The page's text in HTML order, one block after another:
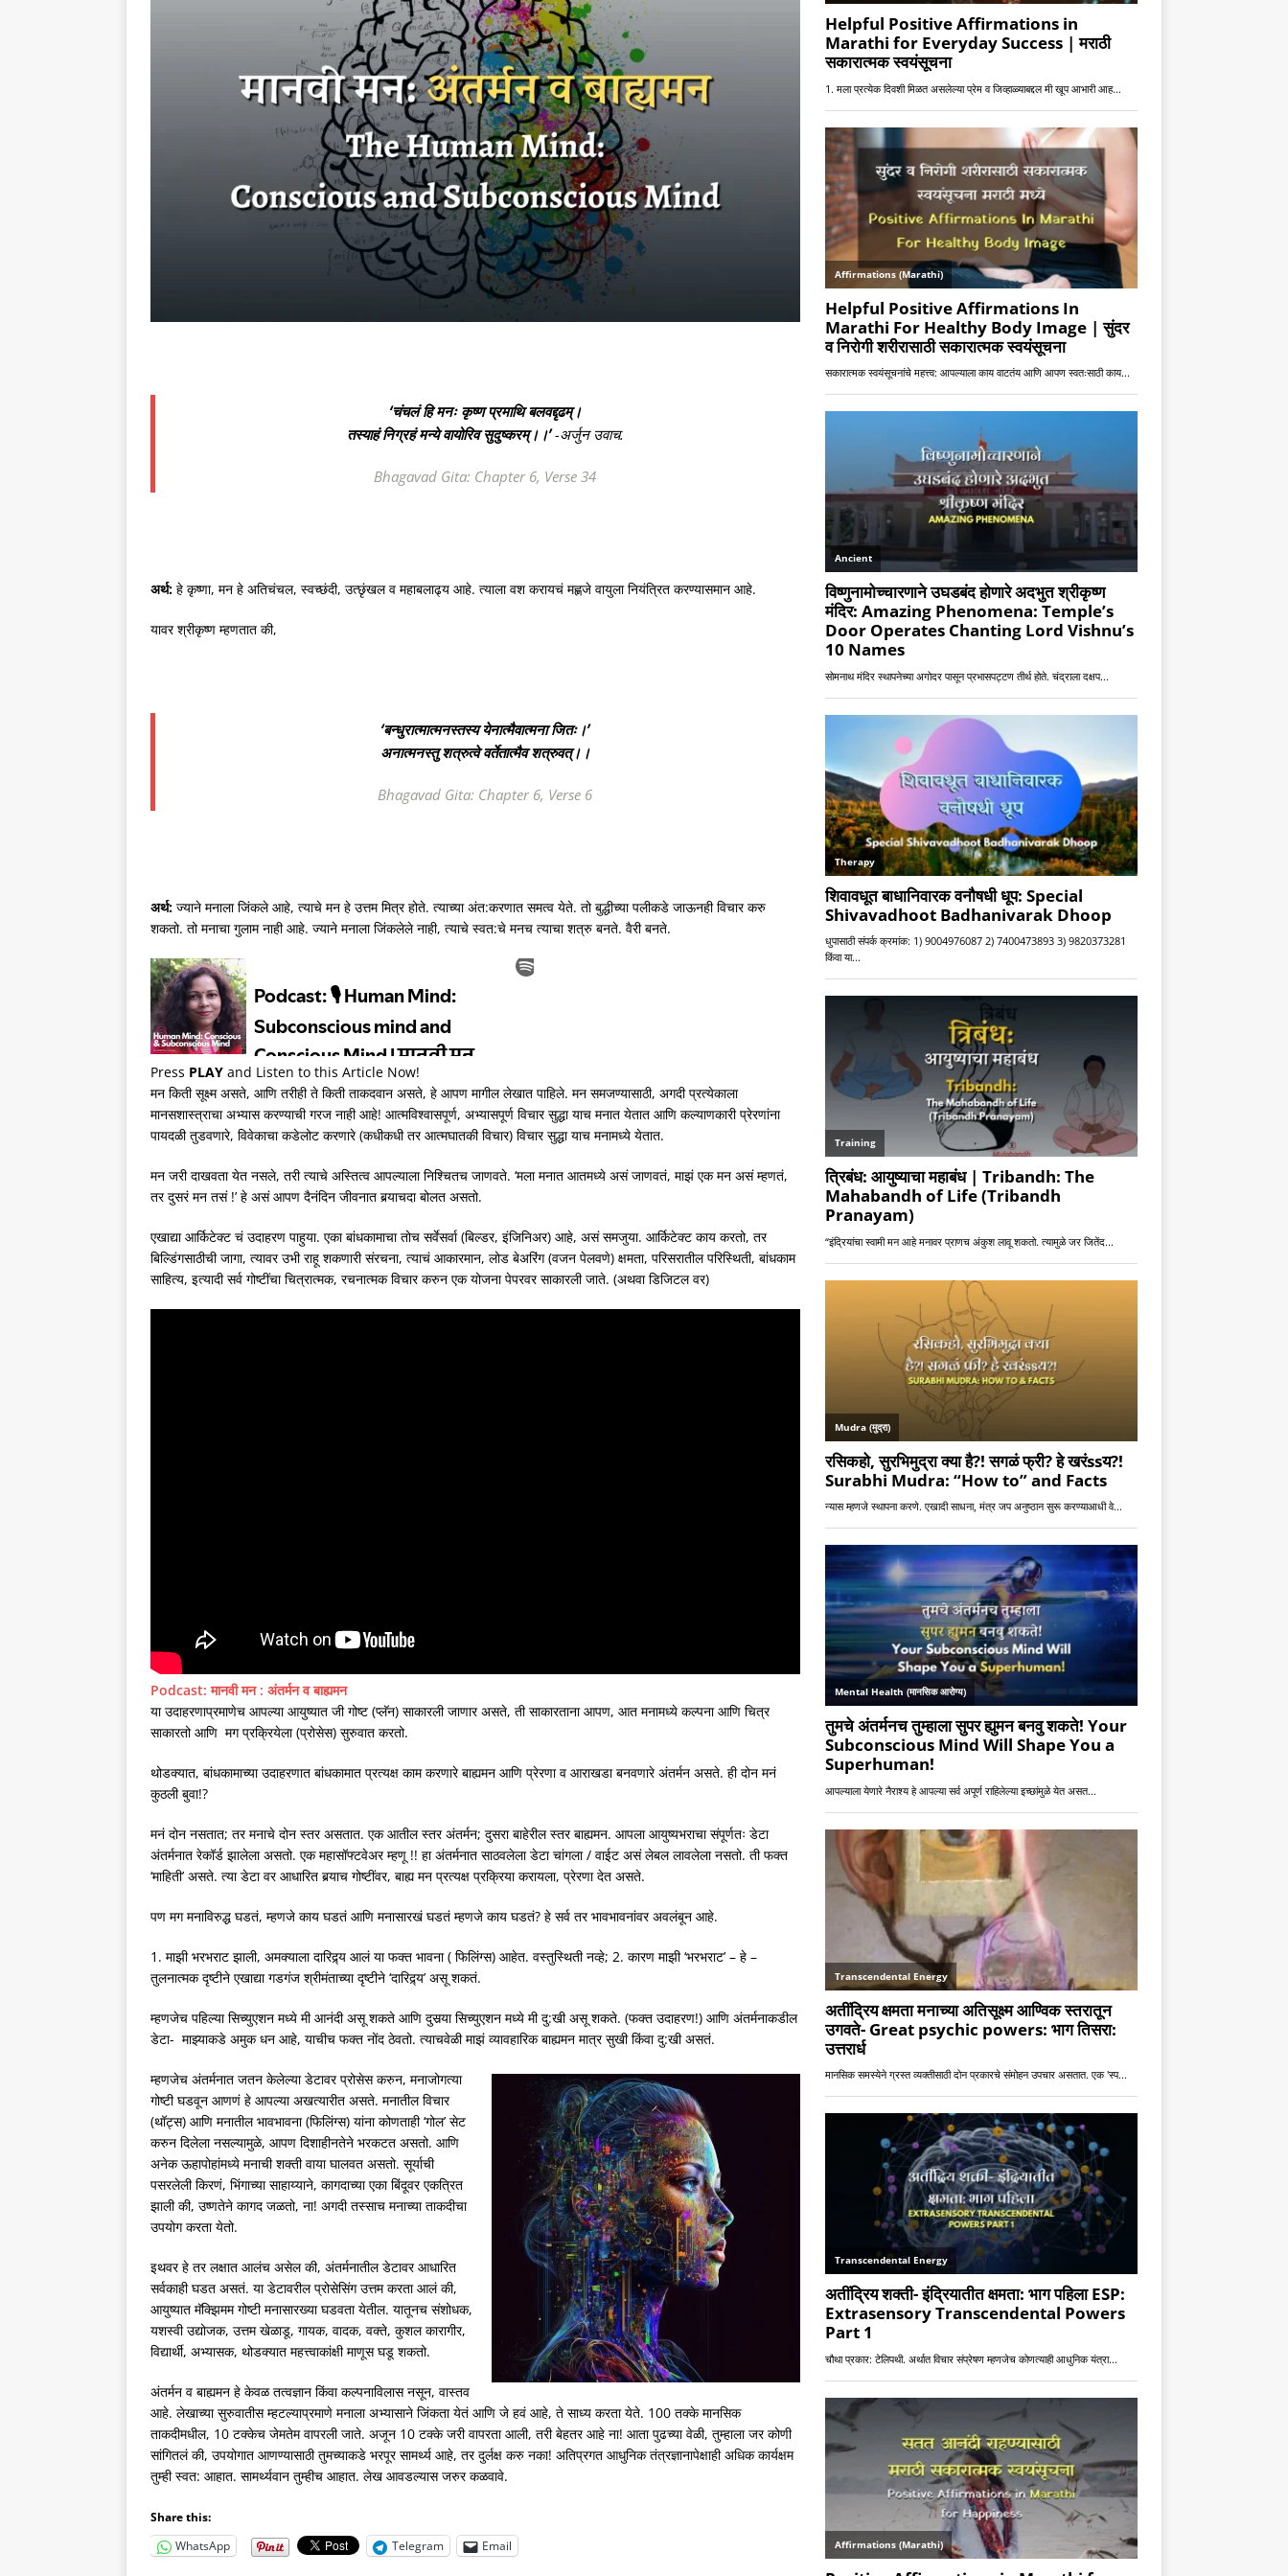
‘चंचलं हि मनः कृष्ण प्रमाथि बलवद्दृढम्।
तस्याहं निग्रहं मन्ये वायोरिव सुदुष्करम्।।’-अर्जुन उवाच.
Bhagavad Gita: Chapter 6, Verse 34
अर्थ: हे कृष्णा, मन हे अतिचंचल, स्वच्छंदी, उत्छृंखल व महाबलाढ्य आहे. त्याला वश करायचं मह्णजे वायुला नियंत्रित करण्यासमान आहे.
यावर श्रीकृष्ण म्हणतात की,
‘बन्धुरात्मात्मनस्तस्य येनात्मैवात्मना जितः।’
अनात्मनस्तु शत्रुत्वे वर्तेतात्मैव शत्रुवत्।।
Bhagavad Gita: Chapter 6, Verse 6
अर्थ: ज्याने मनाला जिंकले आहे, त्याचे मन हे उत्तम मित्र होते. त्याच्या अंत:करणात समत्व येते. तो बुद्धीच्या पलीकडे जाऊनही विचार करु
शकतो. तो मनाचा गुलाम नाही आहे. ज्याने मनाला जिंकलेले नाही, त्याचे स्वत:चे मनच त्याचा शत्रु बनते. वैरी बनते.
Press PLAY and Listen to this Article Now!
मन किती सूक्ष्म असते, आणि तरीही ते किती ताकदवान असते, हे आपण मागील लेखात पाहिले. मन समजण्यासाठी, अगदी प्रत्येकाला
मानसशास्त्राचा अभ्यास करण्याची गरज नाही आहे! आत्मविश्वासपूर्ण, अभ्यासपूर्ण विचार सुद्धा याच मनात येतात आणि कल्याणकारी प्रेरणांना
पायदळी तुडवणारे, विवेकाचा कडेलोट करणारे (कधीकधी तर आत्मघातकी विचार) विचार सुद्धा याच मनामध्ये येतात.
मन जरी दाखवता येत नसले, तरी त्याचे अस्तित्व आपल्याला निश्चितच जाणवते. ‘मला मनात आतमध्ये असं जाणवतं, माझं एक मन असं म्हणतं,
तर दुसरं मन तसं !’ हे असं आपण दैनंदिन जीवनात बर्‍याचदा बोलत असतो.
एखाद्या आर्किटेक्ट चं उदाहरण पाहुया. एका बांधकामाचा तोच सर्वेसर्वा (बिल्डर, इंजिनिअर) आहे, असं समजुया. आर्किटेक्ट काय करतो, तर
बिल्डिंगसाठीची जागा, त्यावर उभी राहू शकणारी संरचना, त्याचं आकारमान, लोड बेअरिंग (वजन पेलवणे) क्षमता, परिसरातील परिस्थिती, बांधकाम
साहित्य, इत्यादी सर्व गोष्टींचा चित्रात्मक, रचनात्मक विचार करुन एक योजना पेपरवर साकारली जाते. (अथवा डिजिटल वर)
Podcast: मानवी मन : अंतर्मन व बाह्यमन
या उदाहरणाप्रमाणेच आपल्या आयुष्यात जी गोष्ट (प्लॅन) साकारली जाणार असते, ती साकारताना आपण, आत मनामध्ये कल्पना आणि चित्र
साकारतो आणि मग प्रक्रियेला (प्रोसेस) सुरुवात करतो.
थोडक्यात, बांधकामाच्या उदाहरणात बांधकामात प्रत्यक्ष काम करणारे बाह्यमन आणि प्रेरणा व आराखडा बनवणारे अंतर्मन असते. ही दोन मनं
कुठली बुवा!?
मनं दोन नसतात; तर मनाचे दोन स्तर असतात. एक आतील स्तर अंतर्मन; दुसरा बाहेरील स्तर बाह्यमन. आपला आयुष्यभराचा संपूर्णतः डेटा
अंतर्मनात रेकॉर्ड झालेला असतो. एक महासॉफ्टवेअर म्हणू !! हा अंतर्मनात साठवलेला डेटा चांगला / वाईट असं लेबल लावलेला नसतो. ती फक्त
‘माहिती’ असते. त्या डेटा वर आधारित बर्‍याच गोष्टींवर, बाह्य मन प्रत्यक्ष प्रक्रिया करायला, प्रेरणा देत असते.
पण मग मनाविरुद्ध घडतं, म्हणजे काय घडतं आणि मनासारखं घडतं म्हणजे काय घडतं? हे सर्व तर भावभावनांवर अवलंबून आहे.
1. माझी भरभराट झाली, अमक्याला दारिद्र्य आलं या फक्त भावना ( फिलिंग्स) आहेत. वस्तुस्थिती नव्हे; 2. कारण माझी ‘भरभराट’ – हे –
तुलनात्मक दृष्टीने एखाद्या गडगंज श्रीमंताच्या दृष्टीने ‘दारिद्र्य’ असू शकतं.
म्हणजेच पहिल्या सिच्युएशन मध्ये मी आनंदी असू शकते आणि दुसर्‍या सिच्युएशन मध्ये मी दु:खी असू शकते. (फक्त उदाहरण!) आणि अंतर्मनाकडील
डेटा- माझ्याकडे अमुक धन आहे, याचीच फक्त नोंद ठेवतो. त्याचवेळी माझं व्यावहारिक बाह्यमन मात्र सुखी किंवा दु:खी असतं.
म्हणजेच अंतर्मनात जतन केलेल्या डेटावर प्रोसेस करुन, मनाजोगत्या
गोष्टी घडवून आणणं हे आपल्या अखत्यारीत असते. मनातील विचार
(थॉट्स) आणि मनातील भावभावना (फिलिंग्स) यांना कोणताही ‘गोल’ सेट
करुन दिलेला नसल्यामुळे, आपण दिशाहीनतेने भरकटत असतो. आणि
अनेक ऊहापोहांमध्ये मनाची शक्ती वाया घालवत असतो. सूर्याची
पसरलेली किरणं, भिंगाच्या साहाय्याने, कागदाच्या एका बिंदूवर एकत्रित
झाली की, उष्णतेने कागद जळतो, ना! अगदी तस्साच मनाच्या ताकदीचा
उपयोग करता येतो.
इथवर हे तर लक्षात आलंच असेल की, अंतर्मनातील डेटावर आधारित
सर्वकाही घडत असतं. या डेटावरील प्रोसेसिंग उत्तम करता आलं की,
आयुष्यात मॅक्झिमम गोष्टी मनासारख्या घडवता येतील. यातूनच संशोधक,
यशस्वी उद्योजक, उत्तम खेळाडू, गायक, वादक, वक्ते, कुशल कारागीर,
विद्यार्थी, अभ्यासक, थोडक्यात महत्त्वाकांक्षी माणूस घडू शकतो.
अंतर्मन व बाह्यमन हे केवळ तत्वज्ञान किंवा कल्पनाविलास नसून, वास्तव
आहे. लेखाच्या सुरुवातीस म्हटल्याप्रमाणे मनाला अभ्यासाने जिंकता येतं आणि जे हवं आहे, ते साध्य करता येते. 100 तक्के मानसिक
ताकदीमधील, 10 टक्केच जेमतेम वापरली जाते. अजून 10 टक्के जरी वापरता आली, तरी बेहतर आहे ना! आता पुढच्या वेळी, तुम्हाला जर कोणी
सांगितलं की, उपयोगात आणण्यासाठी तुमच्याकडे भरपूर सामर्थ्य आहे, तर दुर्लक्ष करु नका! अतिप्रगत आधुनिक तंत्रज्ञानापेक्षाही अधिक कार्यक्षम
तुम्ही स्वत: आहात. सामर्थ्यवान तुम्हीच आहात. लेख आवडल्यास जरुर कळवावे.
Share this:
WhatsApp
Telegram Email